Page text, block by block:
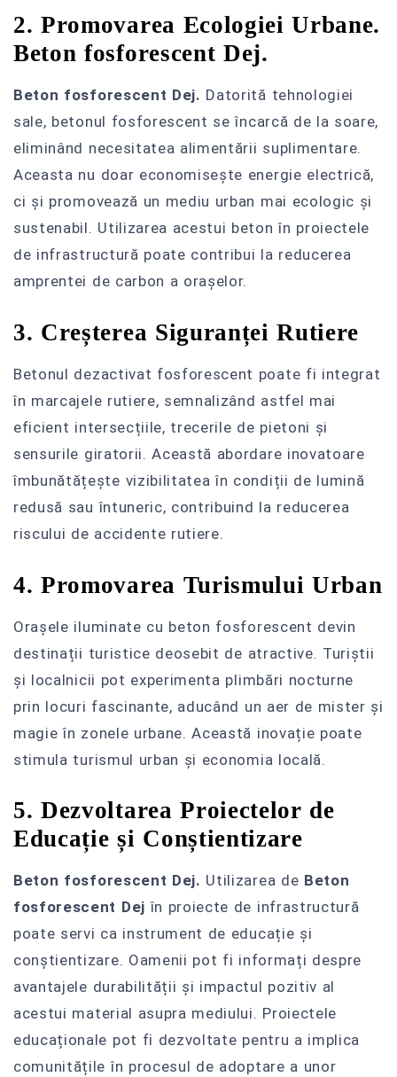
2. Promovarea Ecologiei Urbane.
Beton fosforescent Dej.
Beton fosforescent Dej. Datorită tehnologiei
sale, betonul fosforescent se încarcă de la soare,
eliminând necesitatea alimentării suplimentare.
Aceasta nu doar economisește energie electrică,
ci și promovează un mediu urban mai ecologic și
sustenabil. Utilizarea acestui beton în proiectele
de infrastructură poate contribui la reducerea
amprentei de carbon a orașelor.
3. Creșterea Siguranței Rutiere
Betonul dezactivat fosforescent poate fi integrat
în marcajele rutiere, semnalizând astfel mai
eficient intersecțiile, trecerile de pietoni și
sensurile giratorii. Această abordare inovatoare
îmbunătățește vizibilitatea în condiții de lumină
redusă sau întuneric, contribuind la reducerea
riscului de accidente rutiere.
4. Promovarea Turismului Urban
Orașele iluminate cu beton fosforescent devin
destinații turistice deosebit de atractive. Turiștii
și localnicii pot experimenta plimbări nocturne
prin locuri fascinante, aducând un aer de mister și
magie în zonele urbane. Această inovație poate
stimula turismul urban și economia locală.
5. Dezvoltarea Proiectelor de
Educație și Conștientizare
Beton fosforescent Dej. Utilizarea de Beton
fosforescent Dej în proiecte de infrastructură
poate servi ca instrument de educație și
conștientizare. Oamenii pot fi informați despre
avantajele durabilității și impactul pozitiv al
acestui material asupra mediului. Proiectele
educaționale pot fi dezvoltate pentru a implica
comunitățile în procesul de adoptare a unor